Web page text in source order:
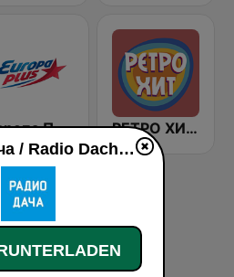
Европа Плюс (Europa Plus) РЕТРО ХИТ - Retro Hit
Радио Дача / Radio Dacha FM live